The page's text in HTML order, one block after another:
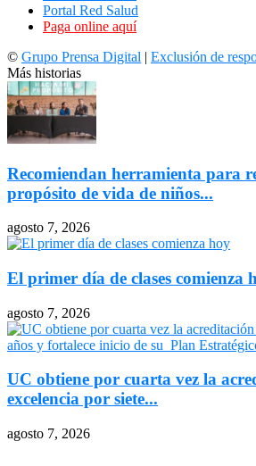
Portal Red Salud
Paga online aquí
© Grupo Prensa Digital | Exclusión de
Más historias
Recomiendan herramienta para
propósito de vida de niños...
agosto 7, 2026
El primer día de clases comienza
agosto 7, 2026
UC obtiene por cuarta vez la
excelencia por siete...
agosto 7, 2026